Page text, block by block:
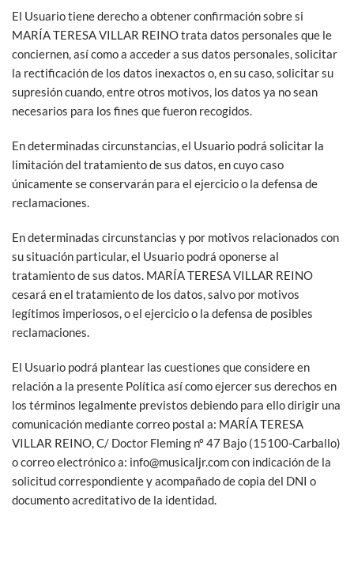
El Usuario tiene derecho a obtener confirmación sobre si
MARÍA TERESA VILLAR REINO trata datos personales que le
conciernen, así como a acceder a sus datos personales, solicitar
la rectificación de los datos inexactos o, en su caso, solicitar su
supresión cuando, entre otros motivos, los datos ya no sean
necesarios para los fines que fueron recogidos.
En determinadas circunstancias, el Usuario podrá solicitar la
limitación del tratamiento de sus datos, en cuyo caso
únicamente se conservarán para el ejercicio o la defensa de
reclamaciones.
En determinadas circunstancias y por motivos relacionados con
su situación particular, el Usuario podrá oponerse al
tratamiento de sus datos. MARÍA TERESA VILLAR REINO
cesará en el tratamiento de los datos, salvo por motivos
legítimos imperiosos, o el ejercicio o la defensa de posibles
reclamaciones.
El Usuario podrá plantear las cuestiones que considere en
relación a la presente Política así como ejercer sus derechos en
los términos legalmente previstos debiendo para ello dirigir una
comunicación mediante correo postal a: MARÍA TERESA
VILLAR REINO, C/ Doctor Fleming nº 47 Bajo (15100-Carballo)
o correo electrónico a: info@musicaljr.com con indicación de la
solicitud correspondiente y acompañado de copia del DNI o
documento acreditativo de la identidad.